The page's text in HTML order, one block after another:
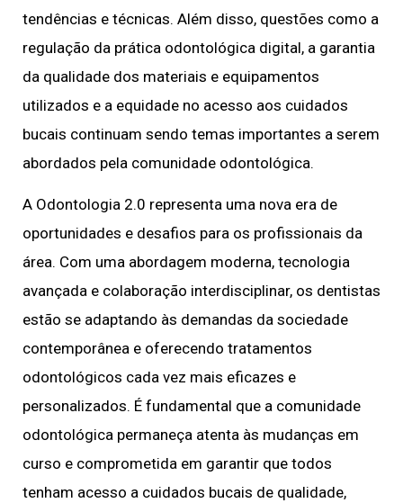
tendências e técnicas. Além disso, questões como a
regulação da prática odontológica digital, a garantia
da qualidade dos materiais e equipamentos
utilizados e a equidade no acesso aos cuidados
bucais continuam sendo temas importantes a serem
abordados pela comunidade odontológica.
A Odontologia 2.0 representa uma nova era de
oportunidades e desafios para os profissionais da
área. Com uma abordagem moderna, tecnologia
avançada e colaboração interdisciplinar, os dentistas
estão se adaptando às demandas da sociedade
contemporânea e oferecendo tratamentos
odontológicos cada vez mais eficazes e
personalizados. É fundamental que a comunidade
odontológica permaneça atenta às mudanças em
curso e comprometida em garantir que todos
tenham acesso a cuidados bucais de qualidade,